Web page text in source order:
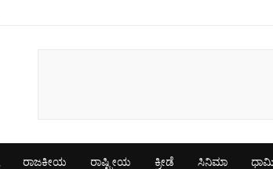
ರಾಜಕೀಯ ರಾಷ್ಟ್ರೀಯ ಕ್ರೀಡೆ ಸಿನಿಮಾ